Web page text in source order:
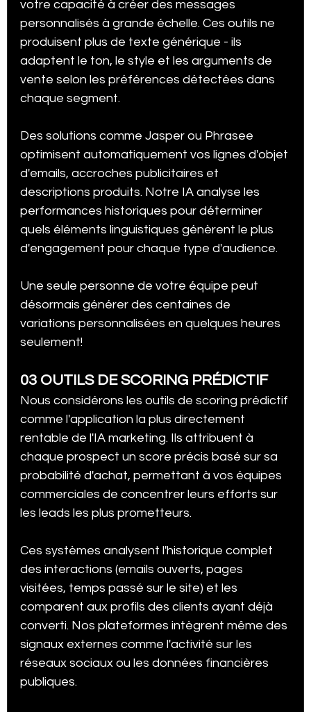
votre capacité à créer des messages
personnalisés à grande échelle. Ces outils ne
produisent plus de texte générique - ils
adaptent le ton, le style et les arguments de
vente selon les préférences détectées dans
chaque segment.
Des solutions comme Jasper ou Phrasee
optimisent automatiquement vos lignes d'objet
d'emails, accroches publicitaires et
descriptions produits. Notre IA analyse les
performances historiques pour déterminer
quels éléments linguistiques génèrent le plus
d'engagement pour chaque type d'audience.
Une seule personne de votre équipe peut
désormais générer des centaines de
variations personnalisées en quelques heures
seulement!
03 OUTILS DE SCORING PRÉDICTIF
Nous considérons les outils de scoring prédictif
comme l'application la plus directement
rentable de l'IA marketing. Ils attribuent à
chaque prospect un score précis basé sur sa
probabilité d'achat, permettant à vos équipes
commerciales de concentrer leurs efforts sur
les leads les plus prometteurs.
Ces systèmes analysent l'historique complet
des interactions (emails ouverts, pages
visitées, temps passé sur le site) et les
comparent aux profils des clients ayant déjà
converti. Nos plateformes intègrent même des
signaux externes comme l'activité sur les
réseaux sociaux ou les données financières
publiques.